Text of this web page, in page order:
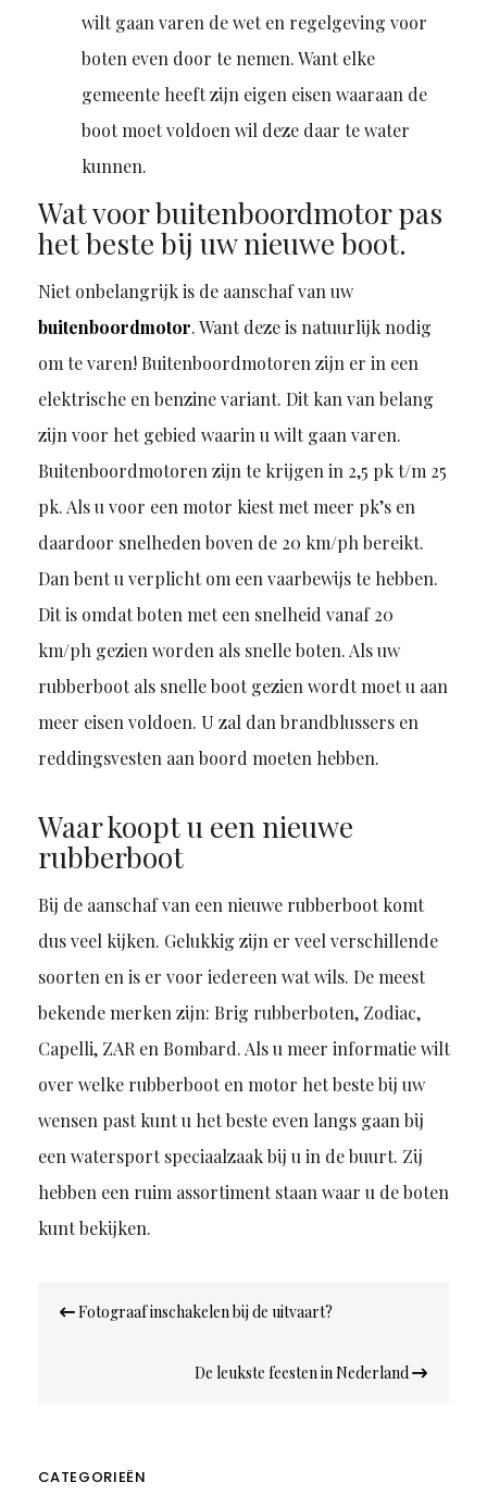
wilt gaan varen de wet en regelgeving voor
boten even door te nemen. Want elke
gemeente heeft zijn eigen eisen waaraan de
boot moet voldoen wil deze daar te water
kunnen.
Wat voor buitenboordmotor pas
het beste bij uw nieuwe boot.
Niet onbelangrijk is de aanschaf van uw
buitenboordmotor. Want deze is natuurlijk nodig
om te varen! Buitenboordmotoren zijn er in een
elektrische en benzine variant. Dit kan van belang
zijn voor het gebied waarin u wilt gaan varen.
Buitenboordmotoren zijn te krijgen in 2,5 pk t/m 25
pk. Als u voor een motor kiest met meer pk’s en
daardoor snelheden boven de 20 km/ph bereikt.
Dan bent u verplicht om een vaarbewijs te hebben.
Dit is omdat boten met een snelheid vanaf 20
km/ph gezien worden als snelle boten. Als uw
rubberboot als snelle boot gezien wordt moet u aan
meer eisen voldoen. U zal dan brandblussers en
reddingsvesten aan boord moeten hebben.
Waar koopt u een nieuwe
rubberboot
Bij de aanschaf van een nieuwe rubberboot komt
dus veel kijken. Gelukkig zijn er veel verschillende
soorten en is er voor iedereen wat wils. De meest
bekende merken zijn: Brig rubberboten, Zodiac,
Capelli, ZAR en Bombard. Als u meer informatie wilt
over welke rubberboot en motor het beste bij uw
wensen past kunt u het beste even langs gaan bij
een watersport speciaalzaak bij u in de buurt. Zij
hebben een ruim assortiment staan waar u de boten
kunt bekijken.
navigatie
Fotograaf inschakelen bij de uitvaart?
De leukste feesten in Nederland
CATEGORIEËN